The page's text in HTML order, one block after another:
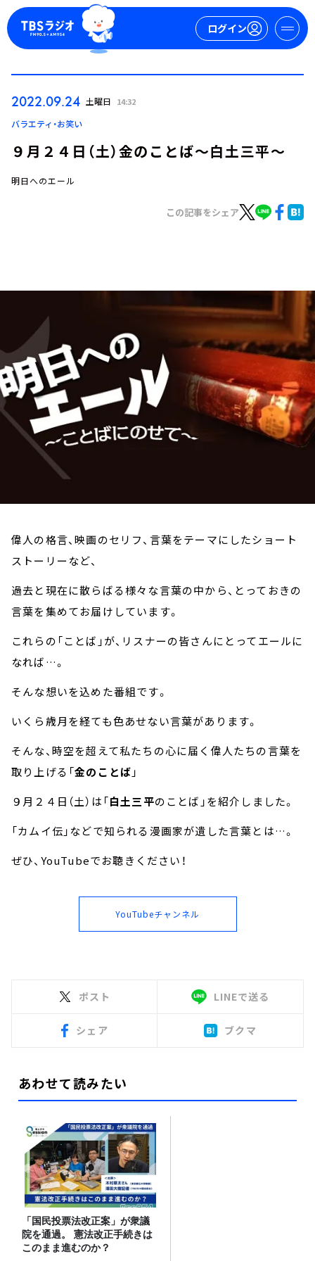
ログイン
ログイン
トピックス
お知らせ
イベント・グッズ
YouTube
会社情報
2022.09.24 土曜日 14:32
バラエティ・お笑い
９月２４日（土）金のことば～白土三平～
明日へのエール
この記事をシェア
偉人の格言、映画のセリフ、言葉をテーマにしたショート
ストーリーなど、
過去と現在に散らばる様々な言葉の中から、とっておきの
言葉を集めてお届けしています。
これらの「ことば」が、リスナーの皆さんにとってエールに
なれば…。
そんな想いを込めた番組です。
いくら歳月を経ても色あせない言葉があります。
そんな、時空を超えて私たちの心に届く偉人たちの言葉を
取り上げる「金のことば 」
９月２４日（土）は「白土三平のことば」を紹介しました。
「カムイ伝」などで知られる漫画家が遺した言葉とは…。
ぜひ、YouTubeでお聴きください！
YouTubeチャンネル
ポスト LINEで送る
シェア ブクマ
あわせて読みたい
「国民投票法改正案」が衆議
院を通過。 憲法改正手続きは
このまま進むのか？